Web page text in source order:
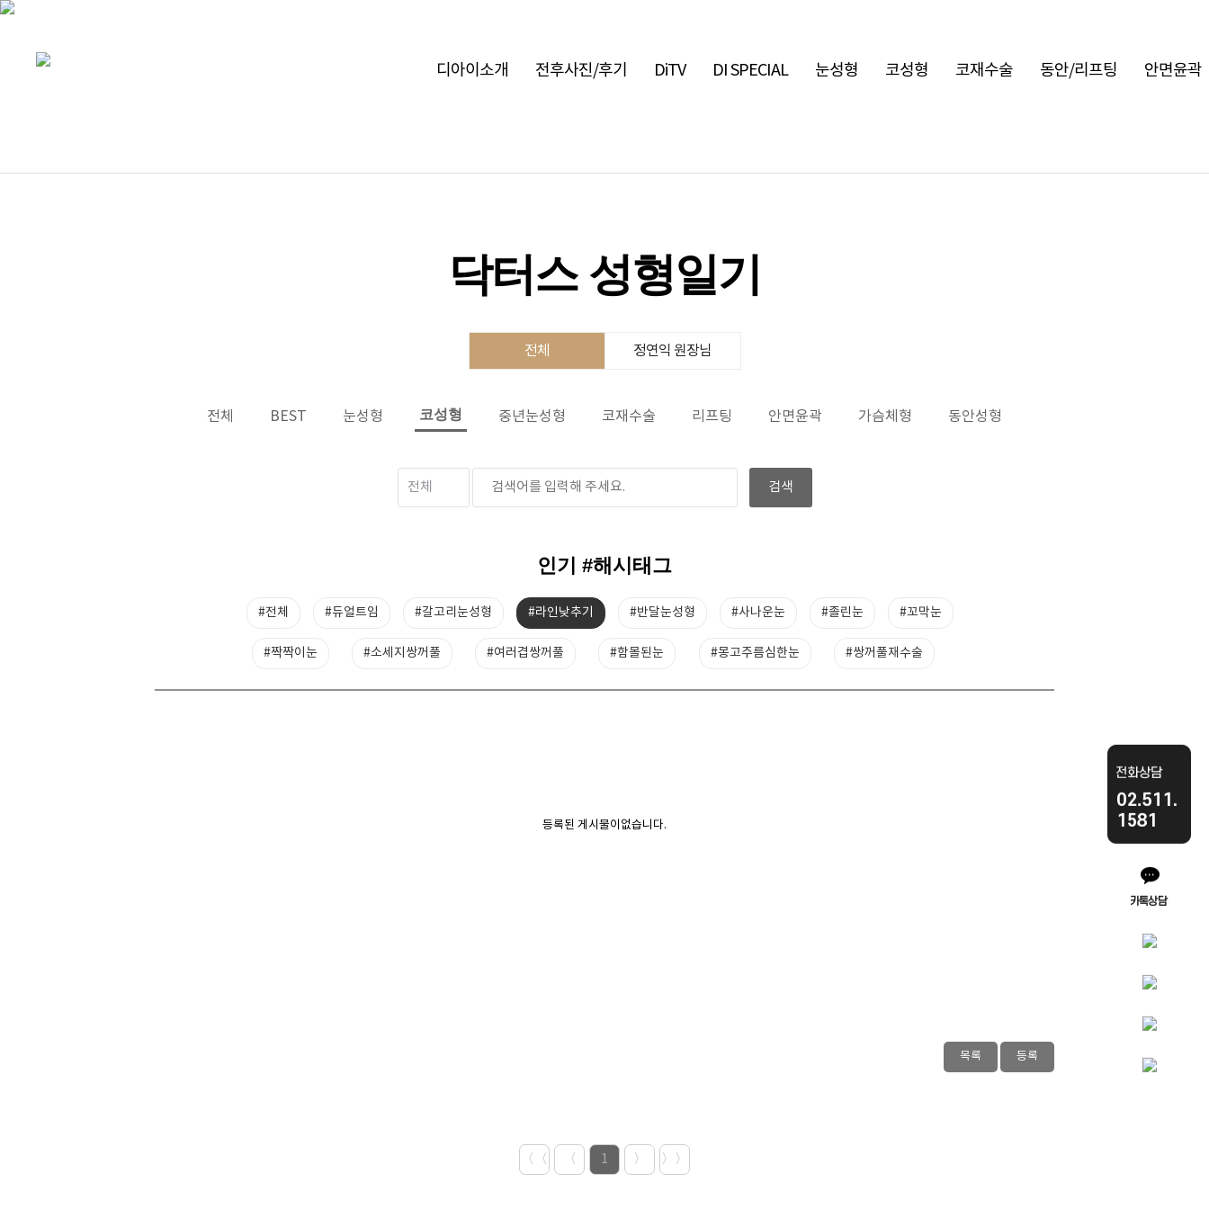
디아이소개 전후사진/후기 DiTV DI SPECIAL 눈성형 코성형 코재수술 동안/리프팅 안면윤곽
닥터스 성형일기
전체 정연익 원장님
전체 BEST 눈성형 코성형 중년눈성형 코재수술 리프팅 안면윤곽 가슴체형 동안성형
인기 #해시태그
#전체 #듀얼트임 #갈고리눈성형 #라인낮추기 #반달눈성형 #사나운눈 #졸린눈 #꼬막눈
#짝짝이눈 #소세지쌍꺼풀 #여러겹쌍꺼풀 #함몰된눈 #몽고주름심한눈 #쌍꺼풀재수술
등록된 게시물이없습니다.
목록 등록
〈〈 〈 1 〉 〉〉